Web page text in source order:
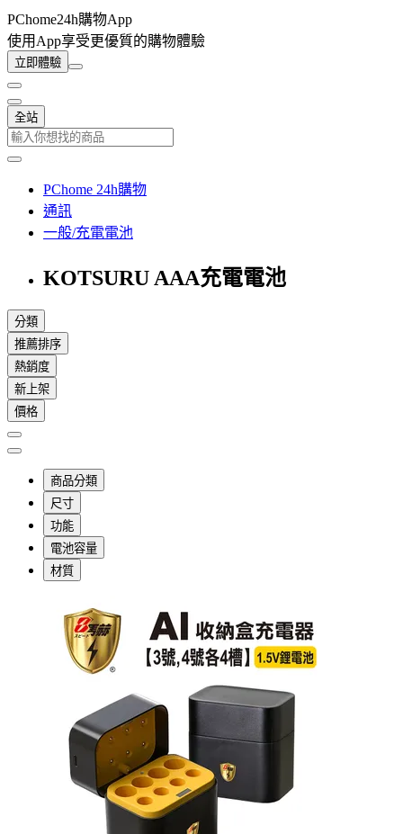
PChome24h購物App
使用App享受更優質的購物體驗
立即體驗
全站
PChome 24h購物
通訊
一般/充電電池
KOTSURU AAA充電電池
分類
推薦排序
熱銷度
新上架
價格
商品分類
尺寸
功能
電池容量
材質